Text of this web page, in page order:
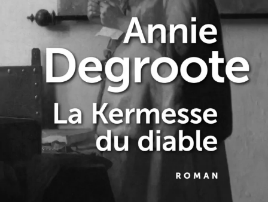
La Kermesse du diable
Annie Degroote